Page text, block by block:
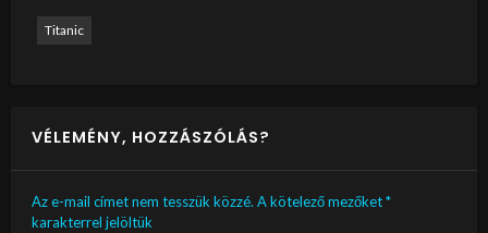
Titanic
VÉLEMÉNY, HOZZÁSZÓLÁS?
Az e-mail címet nem tesszük közzé. A kötelező mezőket*
karakterrel jelöltük